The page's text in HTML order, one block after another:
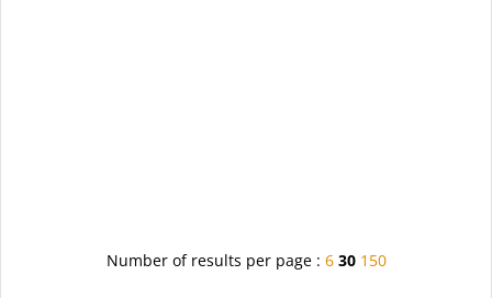
Number of results per page : 6 30 150